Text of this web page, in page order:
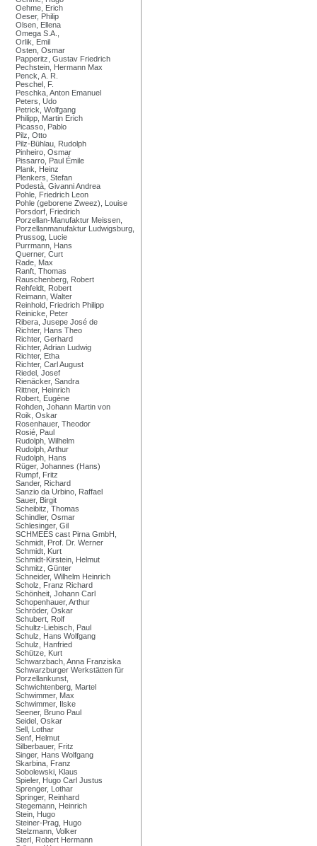
Oehme, Erich
Oeser, Philip
Olsen, Ellena
Omega S.A.,
Orlik, Emil
Osten, Osmar
Papperitz, Gustav Friedrich
Pechstein, Hermann Max
Penck, A. R.
Peschel, F.
Peschka, Anton Emanuel
Peters, Udo
Petrick, Wolfgang
Philipp, Martin Erich
Picasso, Pablo
Pilz, Otto
Pilz-Bühlau, Rudolph
Pinheiro, Osmar
Pissarro, Paul Émile
Plank, Heinz
Plenkers, Stefan
Podestà, Givanni Andrea
Pohle, Friedrich Leon
Pohle (geborene Zweez), Louise
Porsdorf, Friedrich
Porzellan-Manufaktur Meissen,
Porzellanmanufaktur Ludwigsburg,
Prussog, Lucie
Purrmann, Hans
Querner, Curt
Rade, Max
Ranft, Thomas
Rauschenberg, Robert
Rehfeldt, Robert
Reimann, Walter
Reinhold, Friedrich Philipp
Reinicke, Peter
Ribera, Jusepe José de
Richter, Hans Theo
Richter, Gerhard
Richter, Adrian Ludwig
Richter, Etha
Richter, Carl August
Riedel, Josef
Rienäcker, Sandra
Rittner, Heinrich
Robert, Eugène
Rohden, Johann Martin von
Roik, Oskar
Rosenhauer, Theodor
Rosié, Paul
Rudolph, Wilhelm
Rudolph, Arthur
Rudolph, Hans
Rüger, Johannes (Hans)
Rumpf, Fritz
Sander, Richard
Sanzio da Urbino, Raffael
Sauer, Birgit
Scheibitz, Thomas
Schindler, Osmar
Schlesinger, Gil
SCHMEES cast Pirna GmbH,
Schmidt, Prof. Dr. Werner
Schmidt, Kurt
Schmidt-Kirstein, Helmut
Schmitz, Günter
Schneider, Wilhelm Heinrich
Scholz, Franz Richard
Schönheit, Johann Carl
Schopenhauer, Arthur
Schröder, Oskar
Schubert, Rolf
Schultz-Liebisch, Paul
Schulz, Hans Wolfgang
Schulz, Hanfried
Schütze, Kurt
Schwarzbach, Anna Franziska
Schwarzburger Werkstätten für
Porzellankunst,
Schwichtenberg, Martel
Schwimmer, Max
Schwimmer, Ilske
Seener, Bruno Paul
Seidel, Oskar
Sell, Lothar
Senf, Helmut
Silberbauer, Fritz
Singer, Hans Wolfgang
Skarbina, Franz
Sobolewski, Klaus
Spieler, Hugo Carl Justus
Sprenger, Lothar
Springer, Reinhard
Stegemann, Heinrich
Stein, Hugo
Steiner-Prag, Hugo
Stelzmann, Volker
Sterl, Robert Hermann